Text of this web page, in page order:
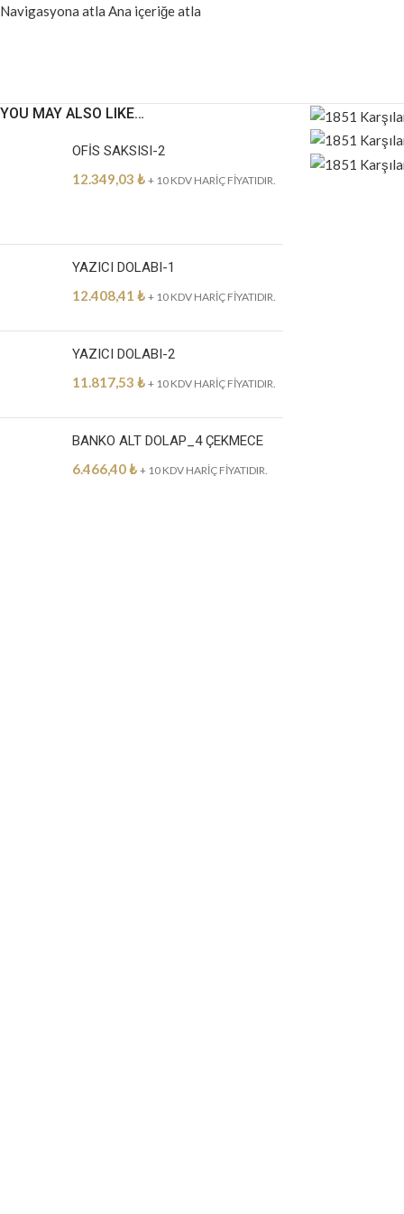
Navigasyona atla Ana içeriğe atla
YOU MAY ALSO LIKE…
OFİS SAKSISI-2
12.349,03 ₺ + 10 KDV HARİÇ FİYATIDIR.
YAZICI DOLABI-1
12.408,41 ₺ + 10 KDV HARİÇ FİYATIDIR.
YAZICI DOLABI-2
11.817,53 ₺ + 10 KDV HARİÇ FİYATIDIR.
BANKO ALT DOLAP_4 ÇEKMECE
6.466,40₺ + 10 KDV HARİÇ FİYATIDIR.